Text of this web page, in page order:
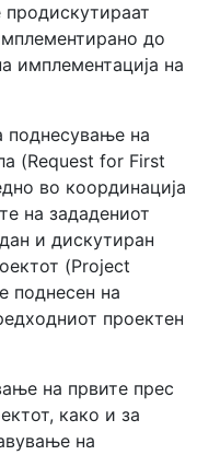
до
имплементација на
поднесување на
(Request for First
во координација
на зададениот
и дискутиран
(Project
поднесен на
проектен
на првите прес
како и за
на